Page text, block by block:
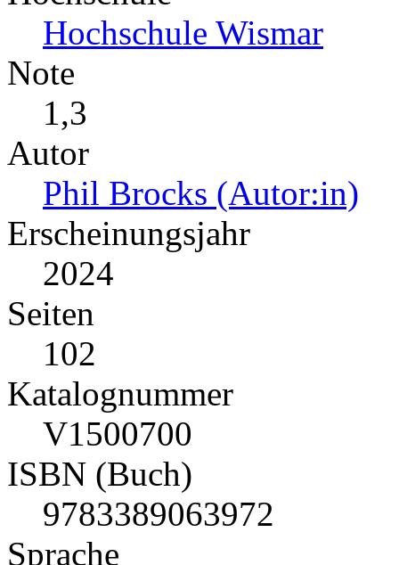
Hochschule Wismar
Note
1,3
Autor
Phil Brocks (Autor:in)
Erscheinungsjahr
2024
Seiten
102
Katalognummer
V1500700
ISBN (Buch)
9783389063972
Sprache